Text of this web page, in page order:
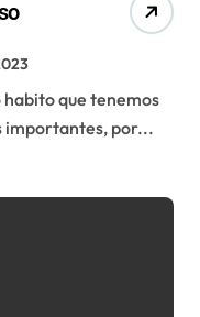
importantes, por...